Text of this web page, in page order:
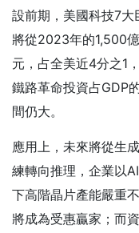
設前期，美國科技7
將從2023年的1,500
元，占全美近4分之1
鐵路革命投資占GDP
間仍大。
應用上，未來將從生
練轉向推理，企業以
下高階晶片產能嚴重
將成為受惠贏家；而